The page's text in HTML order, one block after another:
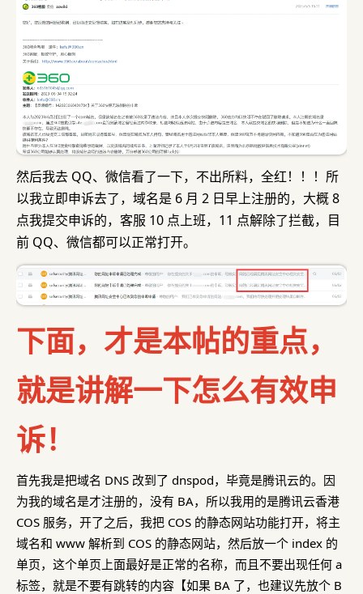
然后我去 QQ、微信看了一下，不出所料，全红！！！所
以我立即申诉去了，域名是 6 月 2 日早上注册的，大概 8
点我提交申诉的，客服 10 点上班，11 点解除了拦截，目
前 QQ、微信都可以正常打开。
下面，才是本帖的重点，
就是讲解一下怎么有效申
诉！
首先我是把域名 DNS 改到了 dnspod，毕竟是腾讯云的。因
为我的域名是才注册的，没有 BA，所以我用的是腾讯云香港
COS 服务，开了之后，我把 COS 的静态网站功能打开，将主
域名和 www 解析到 COS 的静态网站，然后放一个 index 的
单页，这个单页上面最好是正常的名称，而且不要出现任何 a
标签，就是不要有跳转的内容【如果 BA 了，也建议先放个 B